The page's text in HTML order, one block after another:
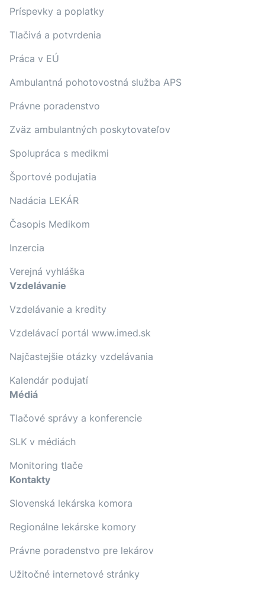
Príspevky a poplatky
Tlačivá a potvrdenia
Práca v EÚ
Ambulantná pohotovostná služba APS
Právne poradenstvo
Zväz ambulantných poskytovateľov
Spolupráca s medikmi
Športové podujatia
Nadácia LEKÁR
Časopis Medikom
Inzercia
Verejná vyhláška
Vzdelávanie
Vzdelávanie a kredity
Vzdelávací portál www.imed.sk
Najčastejšie otázky vzdelávania
Kalendár podujatí
Médiá
Tlačové správy a konferencie
SLK v médiách
Monitoring tlače
Kontakty
Slovenská lekárska komora
Regionálne lekárske komory
Právne poradenstvo pre lekárov
Užitočné internetové stránky